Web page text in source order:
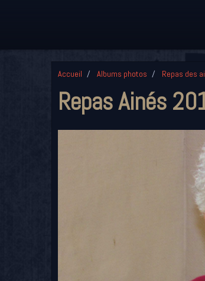
Accueil Albums photos Repas des
Repas Ainés